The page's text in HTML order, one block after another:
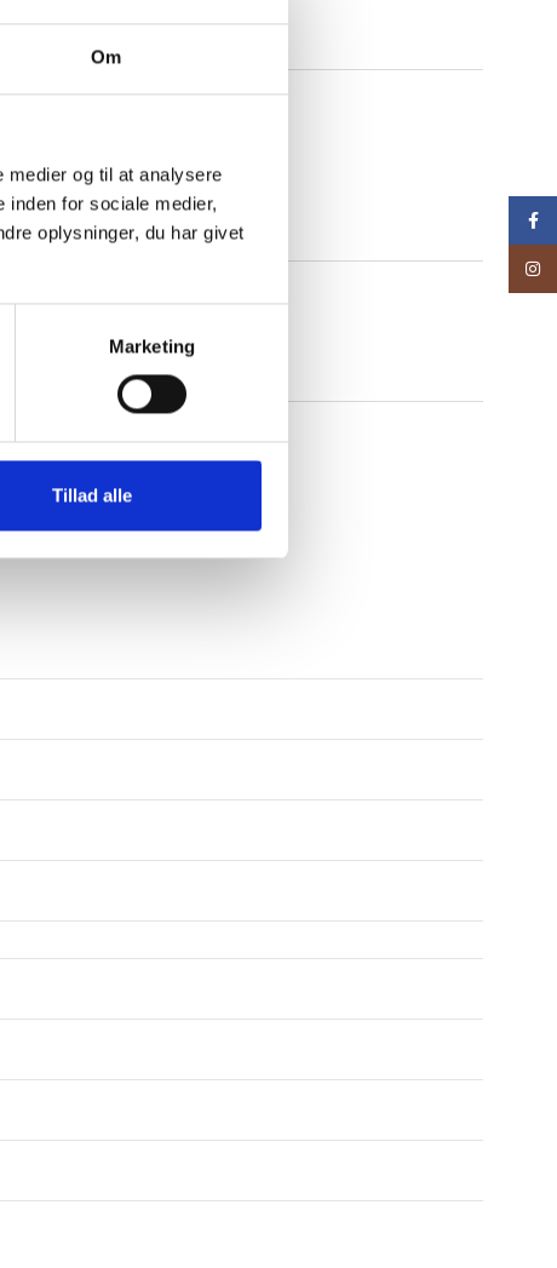
Om
medier og til at analysere
for sociale medier,
oplysninger, du har givet
Marketing
Tillad alle
oksekød i tern